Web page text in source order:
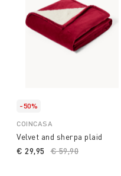
-50%
COINCASA
Velvet and sherpa plaid
Price reduced from
€ 59,90
€ 29,95